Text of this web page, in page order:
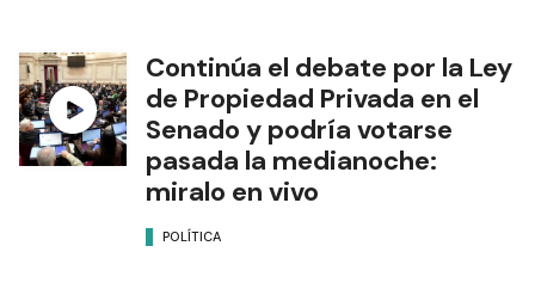
Continúa el debate por la Ley
de Propiedad Privada en el
Senado y podría votarse
pasada la medianoche:
miralo en vivo
POLÍTICA